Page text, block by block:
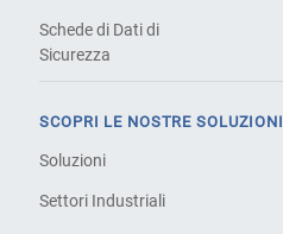
Schede di Dati di
Sicurezza
SCOPRI LE NOSTRE SOLUZIONI
Soluzioni
Settori Industriali